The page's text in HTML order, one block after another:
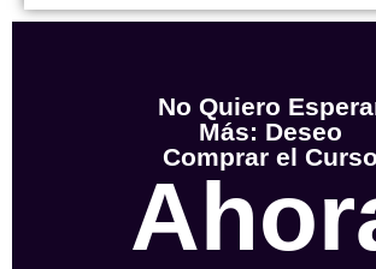
No Quiero
Más: Deseo
Comprar el Curso